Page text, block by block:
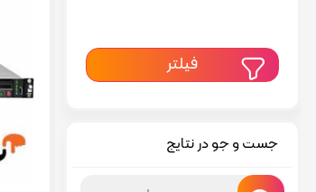
فیلتر
جست و جو در نتایج